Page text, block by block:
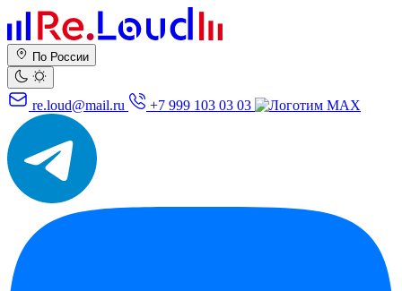
По России
re.loud@mail.ru +7 999 103 03 03